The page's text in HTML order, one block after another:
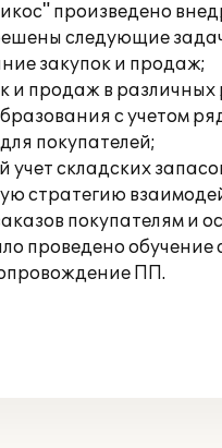
произведено
следующие
закупок и продаж;
и продаж в
с учетом
покупателей;
учет складских
стратегию
покупателям и
проведено
ПП.